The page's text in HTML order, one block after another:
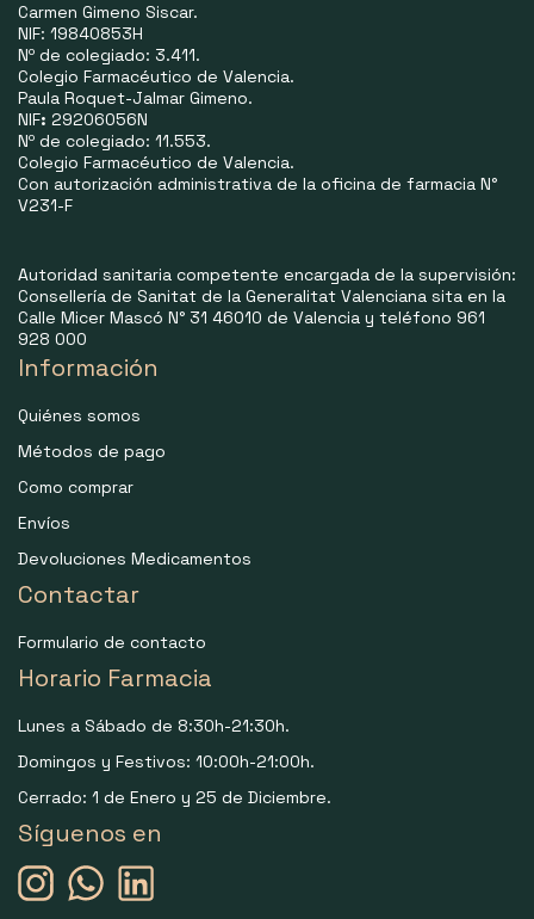
Carmen Gimeno Siscar.
NIF: 19840853H
Nº de colegiado: 3.411.
Colegio Farmacéutico de Valencia.
Paula Roquet-Jalmar Gimeno.
NIF: 29206056N
Nº de colegiado: 11.553.
Colegio Farmacéutico de Valencia.
Con autorización administrativa de la oficina de farmacia N°
V231-F
Autoridad sanitaria competente encargada de la supervisión:
Consellería de Sanitat de la Generalitat Valenciana sita en la
Calle Micer Mascó N° 31 46010 de Valencia y teléfono 961
928 000
Información
Quiénes somos
Métodos de pago
Como comprar
Envíos
Devoluciones Medicamentos
Contactar
Formulario de contacto
Horario Farmacia
Lunes a Sábado de 8:30h-21:30h.
Domingos y Festivos: 10:00h-21:00h.
Cerrado: 1 de Enero y 25 de Diciembre.
Síguenos en